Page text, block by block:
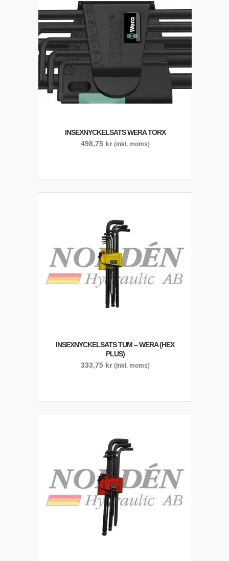
INSEXNYCKELSATS WERA TORX
498,75 kr (inkl. moms)
INSEXNYCKELSATS TUM – WERA (HEX
PLUS)
333,75 kr (inkl. moms)